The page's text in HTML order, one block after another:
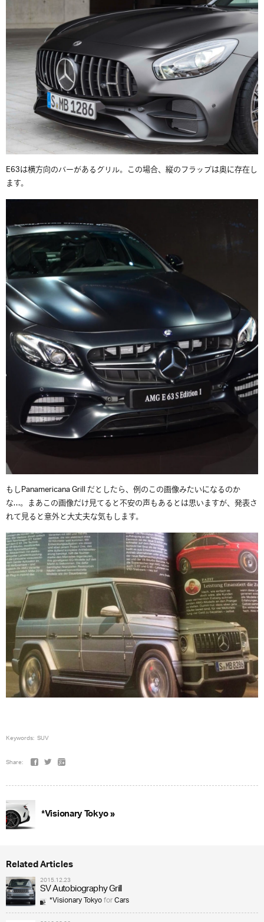
E63は横方向のバーがあるグリル。この場合、縦のフラップは奥に存在し
ます。
もしPanamericana Grill だとしたら、例のこの画像みたいになるのか
な…。まあこの画像だけ見てると不安の声もあるとは思いますが、発表さ
れて見ると意外と大丈夫な気もします。
Keywords: SUV
Share:
*Visionary Tokyo »
Related Articles
2015.12.23
SV Autobiography Grill
*Visionary TokyoforCars